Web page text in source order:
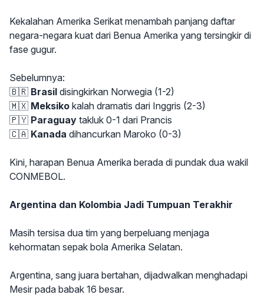
Kekalahan Amerika Serikat menambah panjang daftar
negara-negara kuat dari Benua Amerika yang tersingkir di
fase gugur.
Sebelumnya:
🇧🇷 Brasil disingkirkan Norwegia (1-2)
🇲🇽 Meksiko kalah dramatis dari Inggris (2-3)
🇵🇾 Paraguay takluk 0-1 dari Prancis
🇨🇦 Kanada dihancurkan Maroko (0-3)
Kini, harapan Benua Amerika berada di pundak dua wakil
CONMEBOL.
Argentina dan Kolombia Jadi Tumpuan Terakhir
Masih tersisa dua tim yang berpeluang menjaga
kehormatan sepak bola Amerika Selatan.
Argentina, sang juara bertahan, dijadwalkan menghadapi
Mesir pada babak 16 besar.